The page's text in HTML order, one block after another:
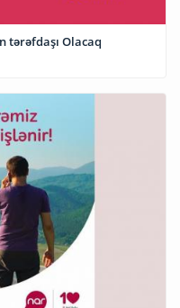
tərəfdaşı Olacaq